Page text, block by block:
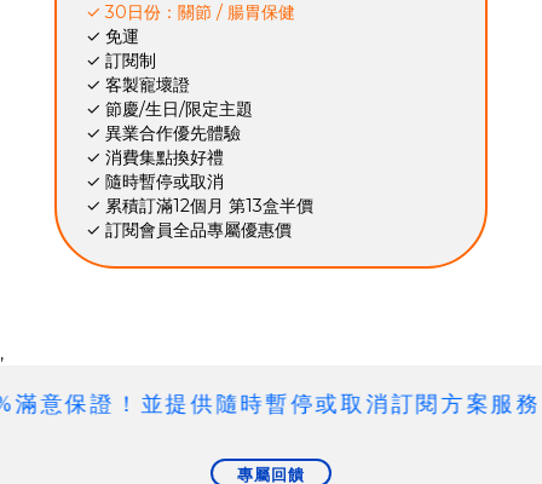
✓ 30日份：關節 / 腸胃保健
✓ 免運
✓ 訂閱制
✓ 客製寵壞證
✓ 節慶/生日/限定主題
✓ 異業合作優先體驗
✓ 消費集點換好禮
✓ 隨時暫停或取消
✓ 累積訂滿12個月 第13盒半價
✓ 訂閱會員全品專屬優惠價
,
保證！並提供隨時暫停或取消訂閱方案服務
專屬回饋